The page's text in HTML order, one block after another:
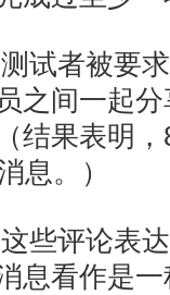
试者被要
之间一起
结果表明
息。）
些评论表
息看作是